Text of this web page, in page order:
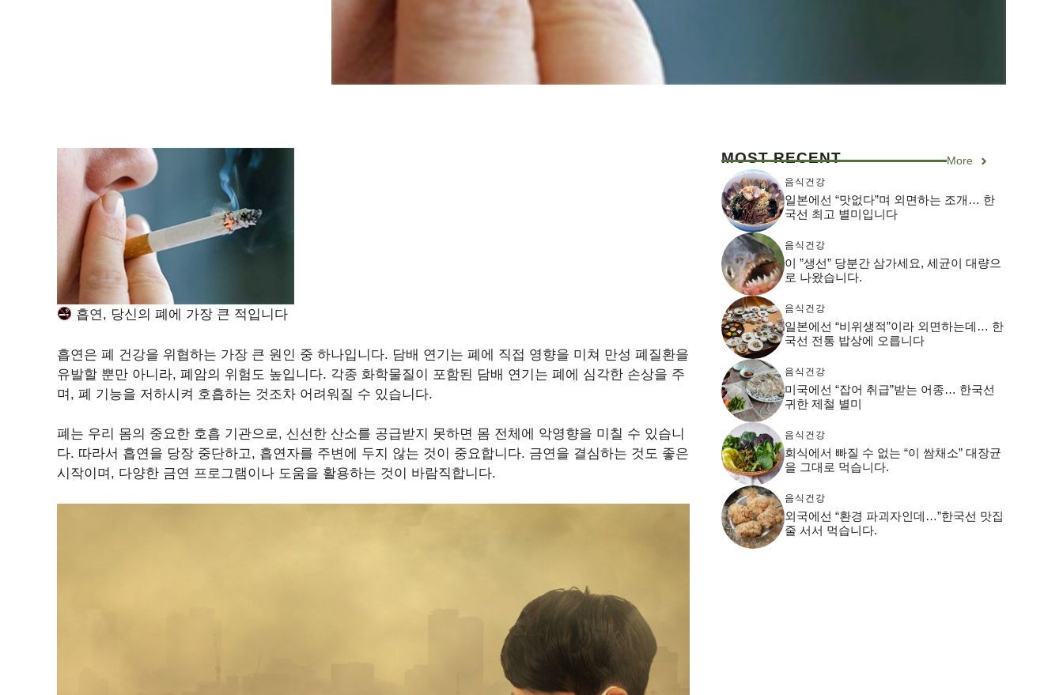
흡연, 당신의 폐에 가장 큰 적입니다
흡연은 폐 건강을 위협하는 가장 큰 원인 중 하나입니다. 담배 연기는 폐에 직접 영향을 미쳐 만성 폐질환을
유발할 뿐만 아니라, 폐암의 위험도 높입니다. 각종 화학물질이 포함된 담배 연기는 폐에 심각한 손상을 주
며, 폐 기능을 저하시켜 호흡하는 것조차 어려워질 수 있습니다.
폐는 우리 몸의 중요한 호흡 기관으로, 신선한 산소를 공급받지 못하면 몸 전체에 악영향을 미칠 수 있습니
다. 따라서 흡연을 당장 중단하고, 흡연자를 주변에 두지 않는 것이 중요합니다. 금연을 결심하는 것도 좋은
시작이며, 다양한 금연 프로그램이나 도움을 활용하는 것이 바람직합니다.
MOST RECENT More
음식건강
일본에선 “맛없다”며 외면하는 조개… 한
국선 최고 별미입니다
음식건강
이 ”생선” 당분간 삼가세요, 세균이 대량으
로 나왔습니다.
음식건강
일본에선 “비위생적”이라 외면하는데… 한
국선 전통 밥상에 오릅니다
음식건강
미국에선 “잡어 취급”받는 어종… 한국선
귀한 제철 별미
음식건강
회식에서 빠질 수 없는 “이 쌈채소” 대장균
을 그대로 먹습니다.
음식건강
외국에선 “환경 파괴자인데…”한국선 맛집
줄 서서 먹습니다.